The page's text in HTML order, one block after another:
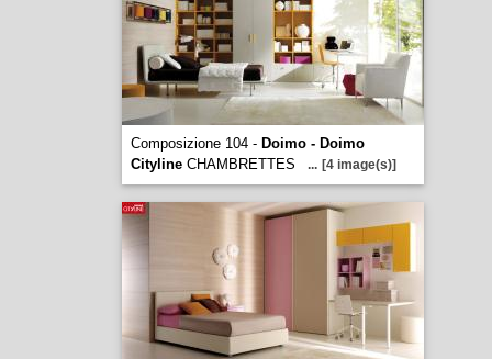
Composizione 104 - Doimo - Doimo
CitylineCHAMBRETTES ... [4 image(s)]